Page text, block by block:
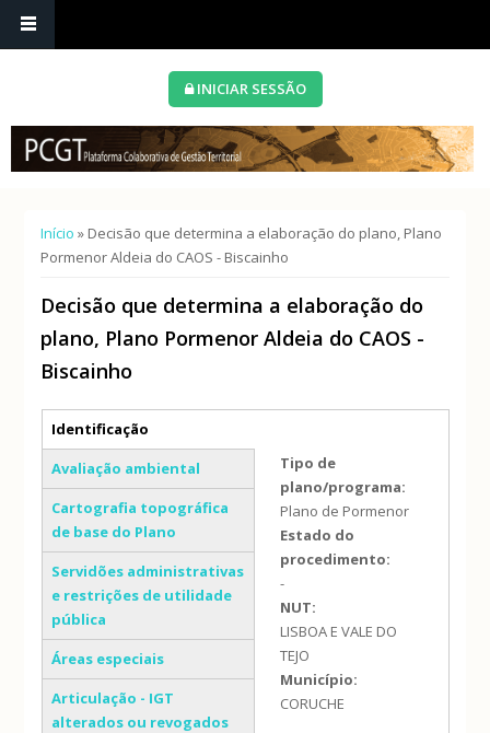
INICIAR SESSÃO
Está aqui
Início » Decisão que determina a elaboração do plano, Plano
Pormenor Aldeia do CAOS - Biscainho
Decisão que determina a elaboração do
plano, Plano Pormenor Aldeia do CAOS -
Biscainho
Separadores verticais
Identificação
(separador ativo)
Avaliação ambiental
Cartografia topográfica
de base do Plano
Servidões administrativas
e restrições de utilidade
pública
Áreas especiais
Articulação - IGT
alterados ou revogados
Tipo de
plano/programa:
Plano de Pormenor
Estado do
procedimento:
-
NUT:
LISBOA E VALE DO
TEJO
Município:
CORUCHE